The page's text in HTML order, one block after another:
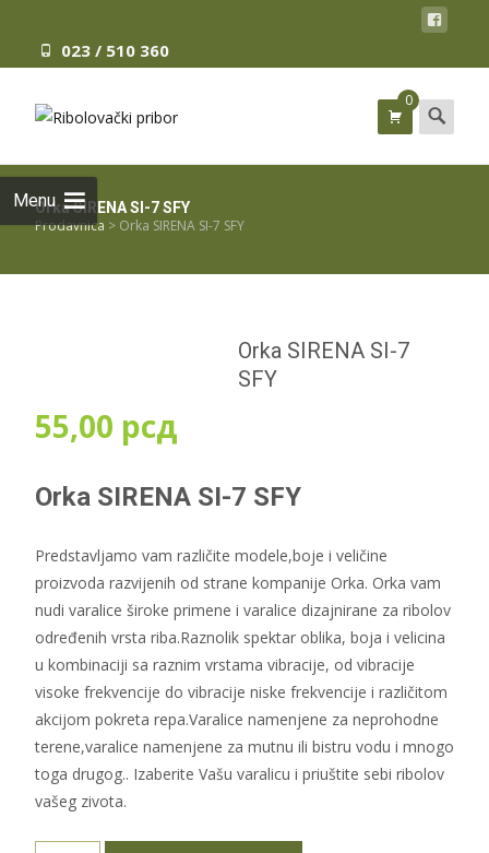
023 / 510 360
Menu
0 Search
for:
Orka SIRENA SI-7 SFY
Prodavnica > Orka SIRENA SI-7 SFY
Orka SIRENA SI-7
SFY
55,00 рсд
Orka SIRENA SI-7 SFY
Predstavljamo vam različite modele,boje i veličine
proizvoda razvijenih od strane kompanije Orka. Orka vam
nudi varalice široke primene i varalice dizajnirane za ribolov
određenih vrsta riba.Raznolik spektar oblika, boja i velicina
u kombinaciji sa raznim vrstama vibracije, od vibracije
visoke frekvencije do vibracije niske frekvencije i različitom
akcijom pokreta repa.Varalice namenjene za neprohodne
terene,varalice namenjene za mutnu ili bistru vodu i mnogo
toga drugog.. Izaberite Vašu varalicu i priuštite sebi ribolov
vašeg zivota.